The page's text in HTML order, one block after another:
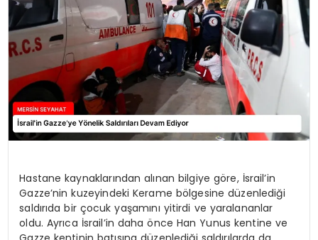
Hastane kaynaklarından alınan bilgiye göre, İsrail’in
Gazze’nin kuzeyindeki Kerame bölgesine düzenlediği
saldırıda bir çocuk yaşamını yitirdi ve yaralananlar
oldu. Ayrıca İsrail’in daha önce Han Yunus kentine ve